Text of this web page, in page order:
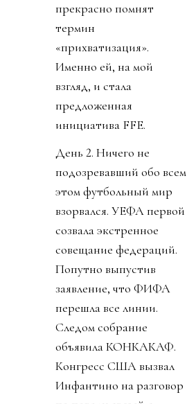
прекрасно помнят
термин
«прихватизация».
Именно ей, на мой
взгляд, и стала
предложенная
инициатива FFE.
День 2. Ничего не
подозревавший обо всем
этом футбольный мир
взорвался. УЕФА первой
созвала экстренное
совещание федераций.
Попутно выпустив
заявление, что ФИФА
перешла все линии.
Следом собрание
объявила КОНКАКАФ.
Конгресс США вызвал
Инфантино на разговор